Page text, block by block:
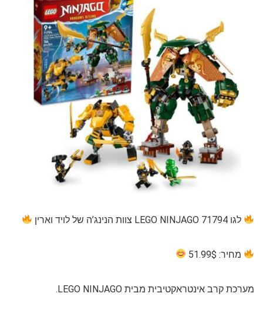
לגו 71794 LEGO NINJAGO צוות הנינג’ה של לויד וארין
מחיר: 51.99$
מערכת קרב אינטראקטיבית מבית LEGO NINJAGO.